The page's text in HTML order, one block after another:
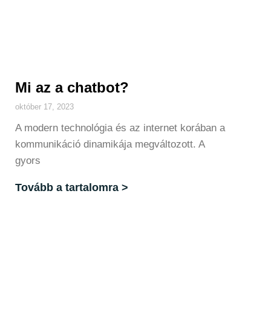
Mi az a chatbot?
október 17, 2023
A modern technológia és az internet korában a
kommunikáció dinamikája megváltozott. A
gyors
Tovább a tartalomra >